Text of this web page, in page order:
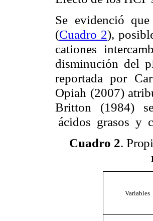
Se evidenció
(Cuadro 2),
cationes
disminución del
reportada por
Opiah (2007)
Britton (1984)
ácidos grasos y
Cuadro 2.
Variables